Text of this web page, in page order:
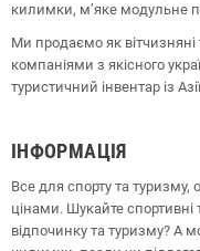
килимки, м’яке модульне
Ми продаємо як вітчизняні
компаніями з якісного
туристичний інвентар із
ІНФОРМАЦІЯ
Все для спорту та туризму,
цінами. Шукайте спортивні
відпочинку та туризму? А